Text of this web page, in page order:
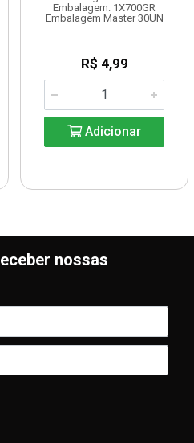
Embalagem: 1X700GR
Embalagem Master 30UN
R$ 4,99
Adicionar
nossas